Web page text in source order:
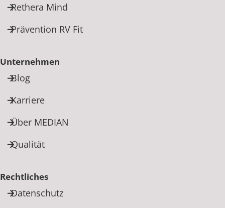
Rethera Mind
Prävention RV Fit
Unternehmen
Blog
Karriere
Über MEDIAN
Qualität
Rechtliches
Datenschutz